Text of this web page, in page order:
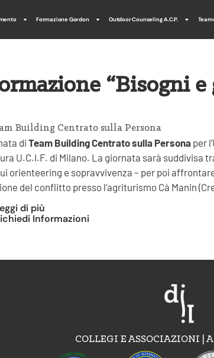
Formazione Gordon Outdoor Counseling A.C.P.
“Bisogni
Building Centrato sulla Persona
di Team Building Centrato sulla Personaper
U.C.I.F. di Milano. La giornata sarà suddivisa
orienteering e sopravvivenza – per poi
del conflitto presso l’agriturismo Cà Manin
di più
Informazioni
COLLEGI E ASSOCIAZIONI |